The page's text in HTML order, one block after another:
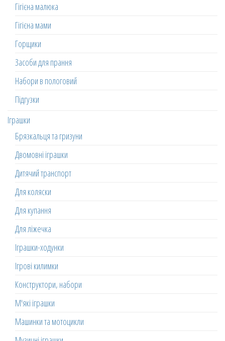
Гігієна малюка
Гігієна мами
Горщики
Засоби для прання
Набори в пологовий
Підгузки
Іграшки
Брязкальця та гризуни
Двомовні іграшки
Дитячий транспорт
Для коляски
Для купання
Для ліжечка
Іграшки-ходунки
Ігрові килимки
Конструктори, набори
М'які іграшки
Машинки та мотоцикли